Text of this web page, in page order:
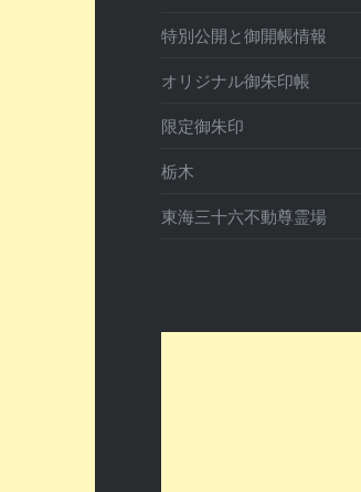
特別公開と御開帳情報
オリジナル御朱印帳
限定御朱印
栃木
東海三十六不動尊霊場